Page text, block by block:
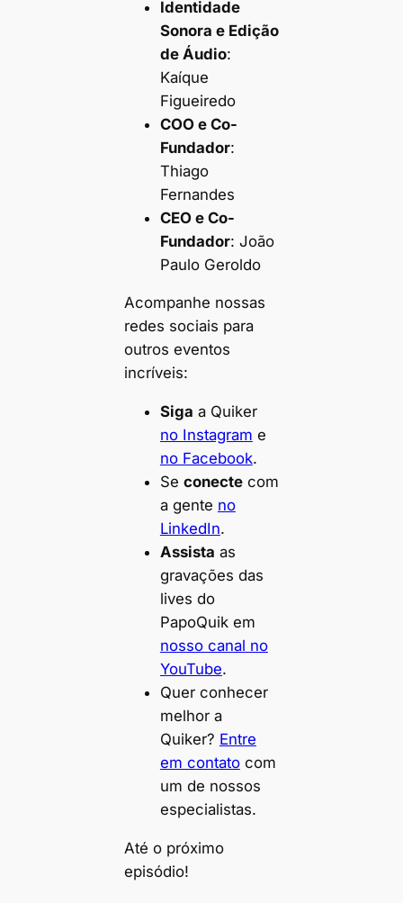
Identidade
Sonora e Edição
de Áudio:
Kaíque
Figueiredo
COO e Co-
Fundador:
Thiago
Fernandes
CEO e Co-
Fundador: João
Paulo Geroldo
Acompanhe nossas
redes sociais para
outros eventos
incríveis:
Siga a Quiker
no Instagram e
no Facebook.
Se conectecom
a gente no
LinkedIn.
Assista as
gravações das
lives do
PapoQuik em
nosso canal no
YouTube.
Quer conhecer
melhor a
Quiker? Entre
em contatocom
um de nossos
especialistas.
Até o próximo
episódio!